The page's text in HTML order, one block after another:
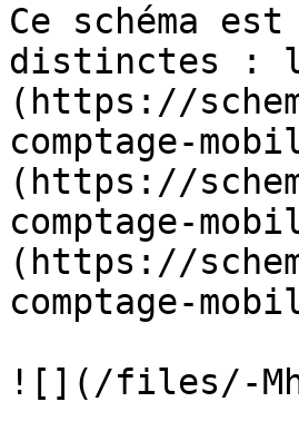
Ce schéma
distinctes :
(https://
comptage-
(https://
comptage-
(https://
comptage-
![](/files/-